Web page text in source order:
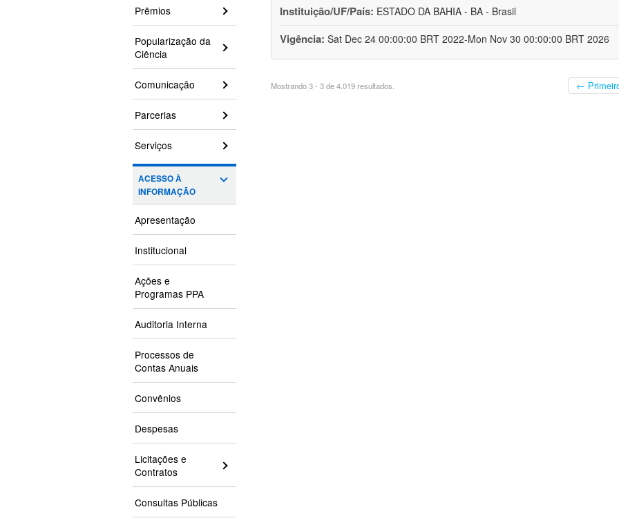
Prêmios
Popularização da
Ciência
Comunicação
Parcerias
Serviços
ACESSO À
INFORMAÇÃO
Apresentação
Institucional
Ações e
Programas PPA
Auditoria Interna
Processos de
Contas Anuais
Convênios
Despesas
Licitações e
Contratos
Consultas Públicas
Instituição/UF/País: ESTADO DA BAHIA - BA - Brasil
Vigência: Sat Dec 24 00:00:00 BRT 2022-Mon Nov 30 00:00:00 BRT 2026
Mostrando 3 - 3 de 4.019 resultados. ←